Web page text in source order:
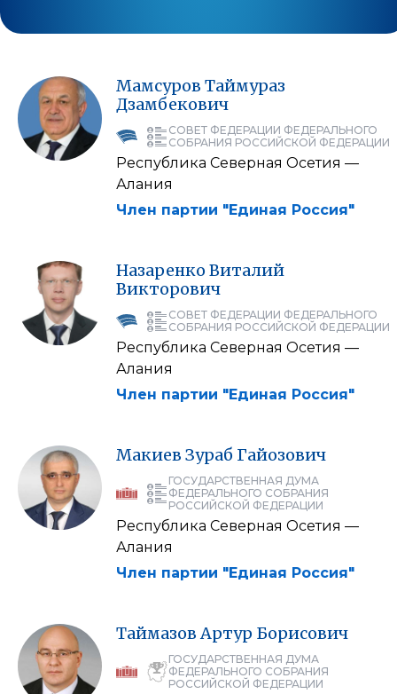
Мамсуров Таймураз
Дзамбекович
СОВЕТ ФЕДЕРАЦИИ ФЕДЕРАЛЬНОГО
СОБРАНИЯ РОССИЙСКОЙ ФЕДЕРАЦИИ
Республика Северная Осетия —
Алания
Член партии "Единая Россия"
Назаренко Виталий
Викторович
СОВЕТ ФЕДЕРАЦИИ ФЕДЕРАЛЬНОГО
СОБРАНИЯ РОССИЙСКОЙ ФЕДЕРАЦИИ
Республика Северная Осетия —
Алания
Член партии "Единая Россия"
Макиев Зураб Гайозович
ГОСУДАРСТВЕННАЯ ДУМА
ФЕДЕРАЛЬНОГО СОБРАНИЯ
РОССИЙСКОЙ ФЕДЕРАЦИИ
Республика Северная Осетия —
Алания
Член партии "Единая Россия"
Таймазов Артур Борисович
ГОСУДАРСТВЕННАЯ ДУМА
ФЕДЕРАЛЬНОГО СОБРАНИЯ
РОССИЙСКОЙ ФЕДЕРАЦИИ